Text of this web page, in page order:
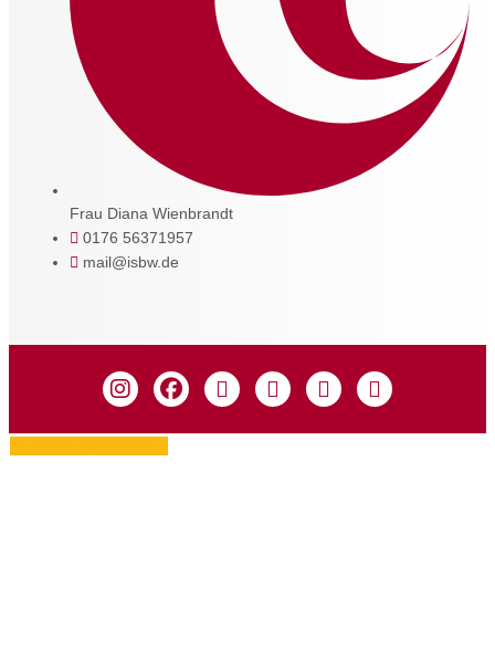
Frau Diana Wienbrandt
0176 56371957
mail@isbw.de